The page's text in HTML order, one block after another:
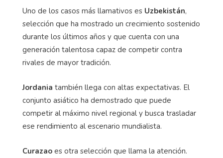
Uno de los casos más llamativos es Uzbekistán,
selección que ha mostrado un crecimiento sostenido
durante los últimos años y que cuenta con una
generación talentosa capaz de competir contra
rivales de mayor tradición.
Jordania también llega con altas expectativas. El
conjunto asiático ha demostrado que puede
competir al máximo nivel regional y busca trasladar
ese rendimiento al escenario mundialista.
Curazao es otra selección que llama la atención.